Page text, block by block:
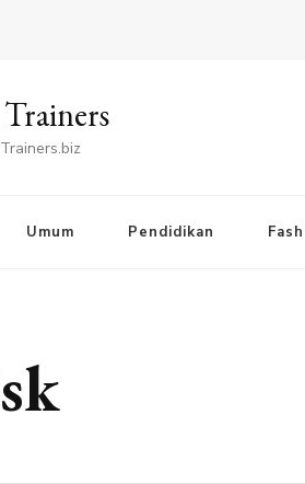
Umum Pendidikan